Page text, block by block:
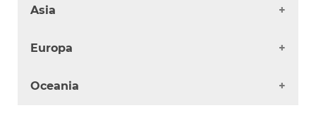
Ruanda
Sierra Leone
Sud Africa
Asia
Arabia Saudita
Azerbaijan
Europa
Andorra
Oceania